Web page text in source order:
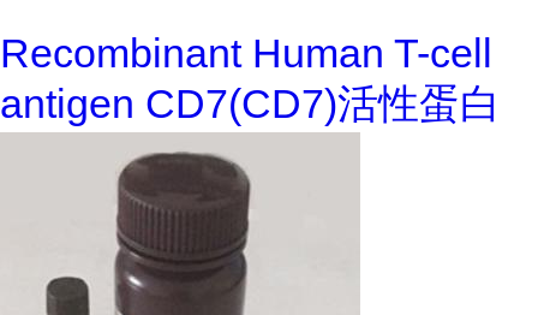
Recombinant Human T-cell
antigen CD7(CD7)活性蛋白